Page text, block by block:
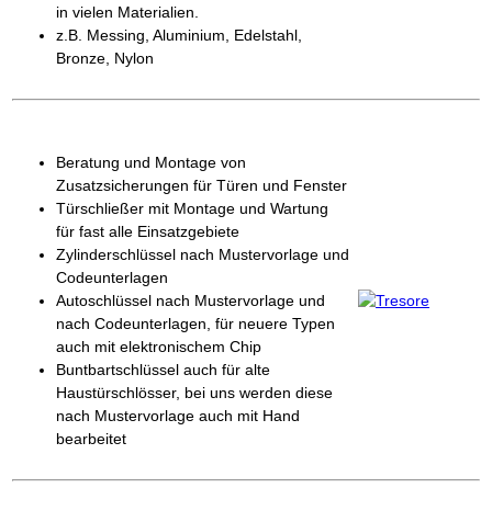
in vielen Materialien.
z.B. Messing, Aluminium, Edelstahl,
Bronze, Nylon
Beratung und Montage von
Zusatzsicherungen für Türen und Fenster
Türschließer mit Montage und Wartung
für fast alle Einsatzgebiete
Zylinderschlüssel nach Mustervorlage und
Codeunterlagen
Autoschlüssel nach Mustervorlage und
nach Codeunterlagen, für neuere Typen
auch mit elektronischem Chip
Buntbartschlüssel auch für alte
Haustürschlösser, bei uns werden diese
nach Mustervorlage auch mit Hand
bearbeitet